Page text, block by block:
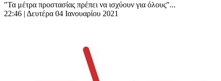
"Τα μέτρα προστασίας πρέπει να ισχύουν για όλους"...
22:46 | Δευτέρα 04 Ιανουαρίου 2021